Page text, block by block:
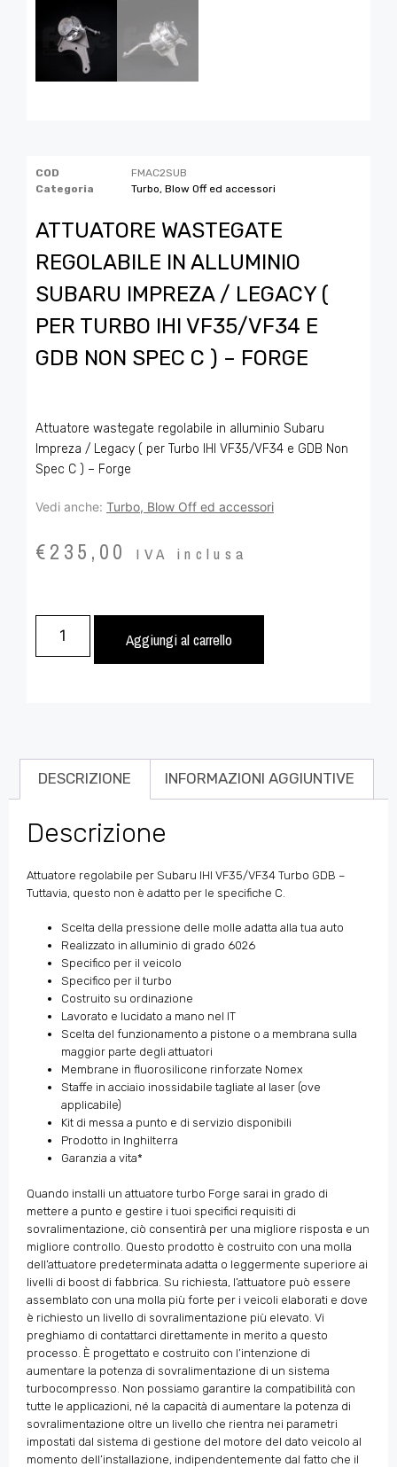
COD
FMAC2SUB
Categoria
Turbo, Blow Off ed accessori
ATTUATORE WASTEGATE
REGOLABILE IN ALLUMINIO
SUBARU IMPREZA / LEGACY (
PER TURBO IHI VF35/VF34 E
GDB NON SPEC C ) – FORGE
Attuatore wastegate regolabile in alluminio Subaru
Impreza / Legacy ( per Turbo IHI VF35/VF34 e GDB Non
Spec C ) – Forge
Vedi anche: Turbo, Blow Off ed accessori
€235,00 IVA inclusa
Aggiungi al carrello
DESCRIZIONE INFORMAZIONI AGGIUNTIVE
Descrizione
Attuatore regolabile per Subaru IHI VF35/VF34 Turbo GDB –
Tuttavia, questo non è adatto per le specifiche C.
Scelta della pressione delle molle adatta alla tua auto
Realizzato in alluminio di grado 6026
Specifico per il veicolo
Specifico per il turbo
Costruito su ordinazione
Lavorato e lucidato a mano nel IT
Scelta del funzionamento a pistone o a membrana sulla
maggior parte degli attuatori
Membrane in fluorosilicone rinforzate Nomex
Staffe in acciaio inossidabile tagliate al laser (ove
applicabile)
Kit di messa a punto e di servizio disponibili
Prodotto in Inghilterra
Garanzia a vita*
Quando installi un attuatore turbo Forge sarai in grado di
mettere a punto e gestire i tuoi specifici requisiti di
sovralimentazione, ciò consentirà per una migliore risposta e un
migliore controllo. Questo prodotto è costruito con una molla
dell’attuatore predeterminata adatta o leggermente superiore ai
livelli di boost di fabbrica. Su richiesta, l’attuatore può essere
assemblato con una molla più forte per i veicoli elaborati e dove
è richiesto un livello di sovralimentazione più elevato. Vi
preghiamo di contattarci direttamente in merito a questo
processo. È progettato e costruito con l’intenzione di
aumentare la potenza di sovralimentazione di un sistema
turbocompresso. Non possiamo garantire la compatibilità con
tutte le applicazioni, né la capacità di aumentare la potenza di
sovralimentazione oltre un livello che rientra nei parametri
impostati dal sistema di gestione del motore del dato veicolo al
momento dell’installazione, indipendentemente dal fatto che il